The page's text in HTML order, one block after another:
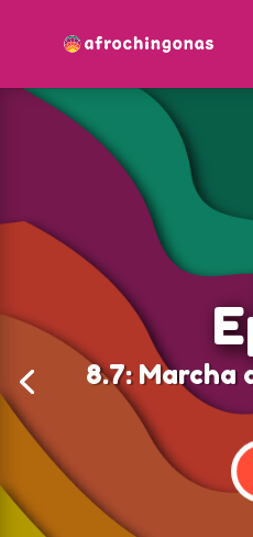
8.7: Marcha